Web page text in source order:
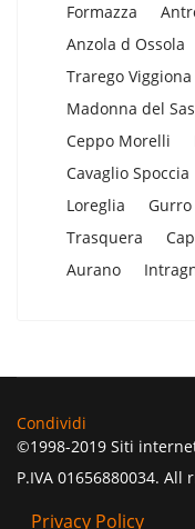
Formazza
Anzola d Ossola
Trarego Viggiona
Madonna del
Ceppo Morelli
Cavaglio Spoccia
Loreglia
Gurro
Trasquera
Aurano
Condividi
©1998-2019 Siti
P.IVA 01656880034.
Privacy Policy